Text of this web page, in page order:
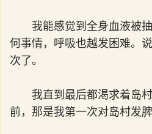
我能感觉到全身血液被
何事情，呼吸也越发困难。
次了。
我直到最后都渴求着岛
前，那是我第一次对岛村发脾